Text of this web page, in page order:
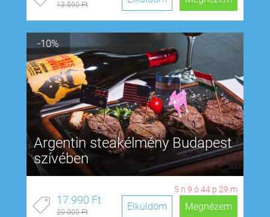
13.590 Ft
-10%
Argentin steakélmény Budapest
szívében
5 n 9 ó44 p 28 m
17.990 Ft
20.000 Ft Megnézem
Elküldöm